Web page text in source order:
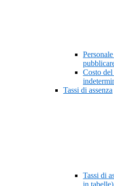
Costo del
Tassi di assenza
Tassi di